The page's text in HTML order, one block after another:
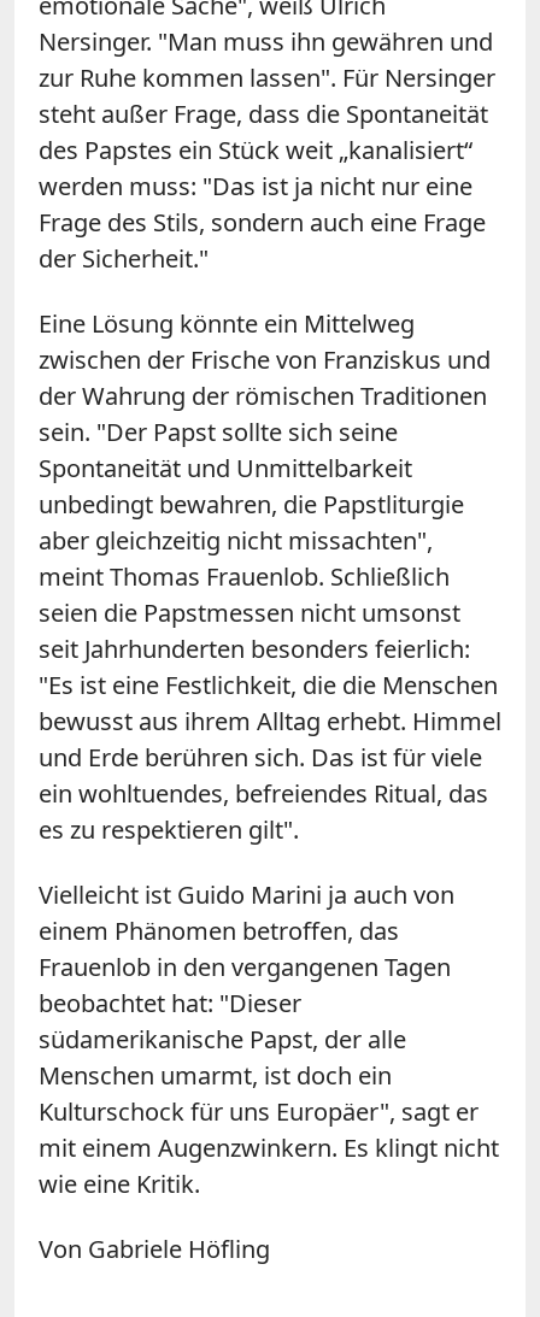
Nersinger. "Man muss ihn gewähren und
zur Ruhe kommen lassen". Für Nersinger
steht außer Frage, dass die Spontaneität
des Papstes ein Stück weit „kanalisiert“
werden muss: "Das ist ja nicht nur eine
Frage des Stils, sondern auch eine Frage
der Sicherheit."
Eine Lösung könnte ein Mittelweg
zwischen der Frische von Franziskus und
der Wahrung der römischen Traditionen
sein. "Der Papst sollte sich seine
Spontaneität und Unmittelbarkeit
unbedingt bewahren, die Papstliturgie
aber gleichzeitig nicht missachten",
meint Thomas Frauenlob. Schließlich
seien die Papstmessen nicht umsonst
seit Jahrhunderten besonders feierlich:
"Es ist eine Festlichkeit, die die Menschen
bewusst aus ihrem Alltag erhebt. Himmel
und Erde berühren sich. Das ist für viele
ein wohltuendes, befreiendes Ritual, das
es zu respektieren gilt".
Vielleicht ist Guido Marini ja auch von
einem Phänomen betroffen, das
Frauenlob in den vergangenen Tagen
beobachtet hat: "Dieser
südamerikanische Papst, der alle
Menschen umarmt, ist doch ein
Kulturschock für uns Europäer", sagt er
mit einem Augenzwinkern. Es klingt nicht
wie eine Kritik.
Von Gabriele Höfling